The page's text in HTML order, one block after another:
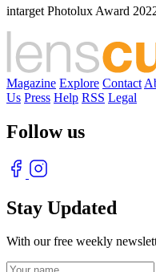
intarget Photolux Award
Magazine Explore Contact
Us Press Help RSS Legal
Follow us
Stay Updated
With our free weekly